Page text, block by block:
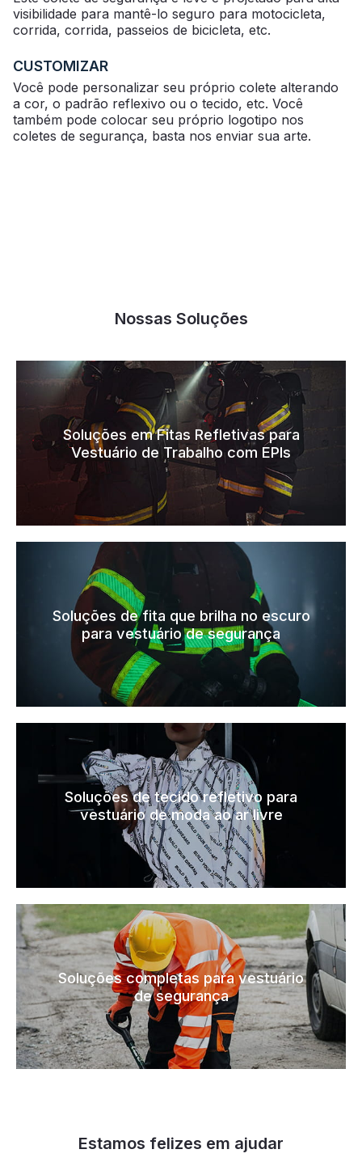
visibilidade para mantê-lo seguro para motocicleta,
corrida, corrida, passeios de bicicleta, etc.
CUSTOMIZAR
Você pode personalizar seu próprio colete alterando
a cor, o padrão reflexivo ou o tecido, etc. Você
também pode colocar seu próprio logotipo nos
coletes de segurança, basta nos enviar sua arte.
Nossas Soluções
Soluções em Fitas Refletivas para
Vestuário de Trabalho com EPIs
Soluções de fita que brilha no escuro
para vestuário de segurança
Soluções de tecido refletivo para
vestuário de moda ao ar livre
Soluções completas para vestuário
de segurança
Estamos felizes em ajudar